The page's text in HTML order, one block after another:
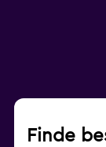
Finde